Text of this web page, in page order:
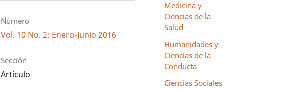
Número
Vol. 10 No. 2: Enero-Junio 2016
Sección
Artículo
Medicina y
Ciencias de la
Salud
Humanidades y
Ciencias de la
Conducta
Ciencias Sociales